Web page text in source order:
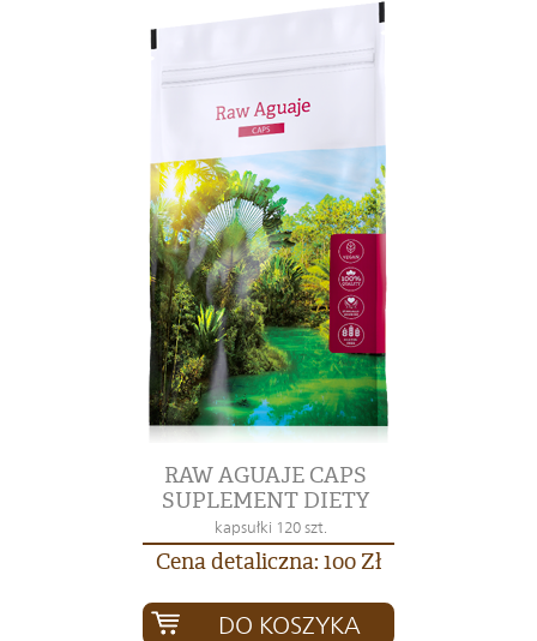
RAW AGUAJE CAPS
SUPLEMENT DIETY
kapsułki 120 szt.
Cena detaliczna: 100 Zł
DO KOSZYKA